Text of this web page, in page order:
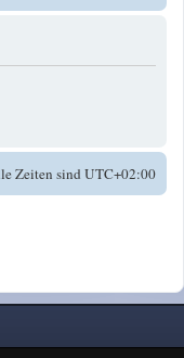
Zeiten sindUTC+02:00